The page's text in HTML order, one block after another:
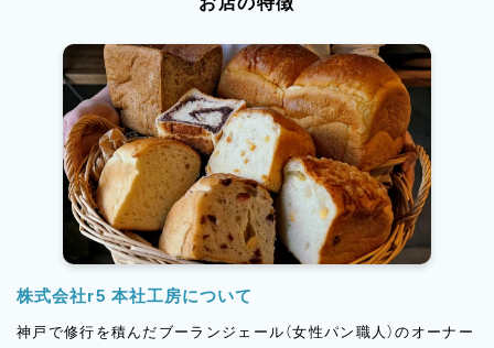
株式会社r5 本社工房について
神戸で修行を積んだブーランジェール（女性パン職人）のオーナー